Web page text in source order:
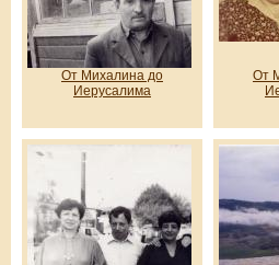
От Михалина до
Иерусалима
От